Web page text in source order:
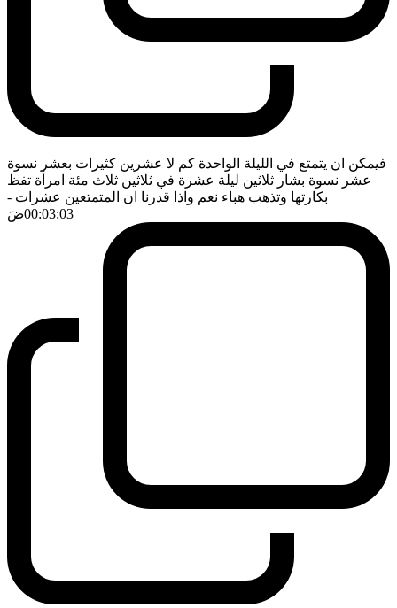
فيمكن ان يتمتع في الليلة الواحدة كم لا عشرين كثيرات بعشر نسوة
عشر نسوة بشار ثلاثين ليلة عشرة في ثلاثين ثلاث مئة امرأة تفظ
بكارتها وتذهب هباء نعم واذا قدرنا ان المتمتعين عشرات -
00:03:03ضَ